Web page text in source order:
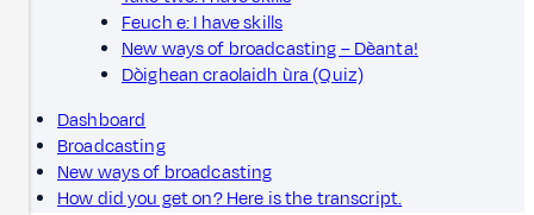
Feuch e: I have skills
New ways of broadcasting – Dèanta!
Dòighean craolaidh ùra (Quiz)
Dashboard
Broadcasting
New ways of broadcasting
How did you get on? Here is the transcript.